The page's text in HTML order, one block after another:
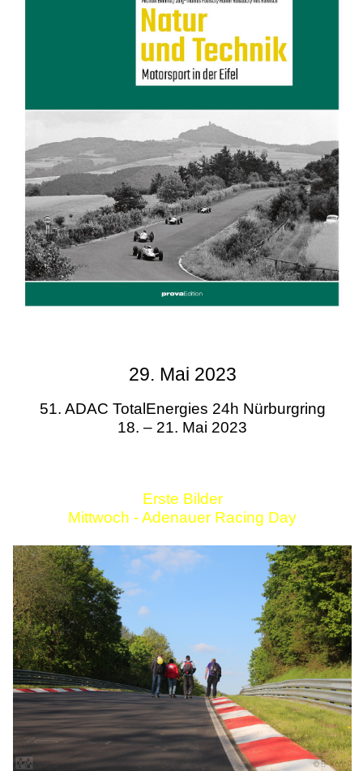
29. Mai 2023
51. ADAC TotalEnergies 24h Nürburgring
18. – 21. Mai 2023
Erste Bilder
Mittwoch - Adenauer Racing Day